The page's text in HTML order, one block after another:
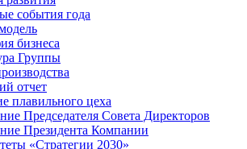
события года
бизнеса
Группы
отчет
плавильного цеха
Председателя Совета Директоров
Президента Компании
«Стратегии 2030»